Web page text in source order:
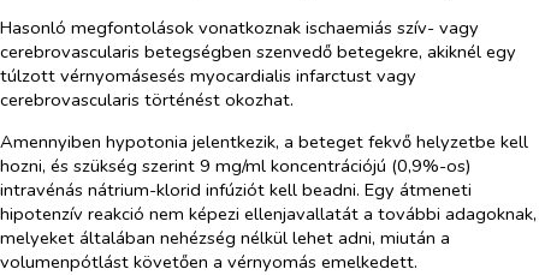
Hasonló megfontolások vonatkoznak ischaemiás szív- vagy
cerebrovascularis betegségben szenvedő betegekre, akiknél egy
túlzott vérnyomásesés myocardialis infarctust vagy
cerebrovascularis történést okozhat.
Amennyiben hypotonia jelentkezik, a beteget fekvő helyzetbe kell
hozni, és szükség szerint 9 mg/ml koncentrációjú (0,9%-os)
intravénás nátrium-klorid infúziót kell beadni. Egy átmeneti
hipotenzív reakció nem képezi ellenjavallatát a további adagoknak,
melyeket általában nehézség nélkül lehet adni, miután a
volumenpótlást követően a vérnyomás emelkedett.